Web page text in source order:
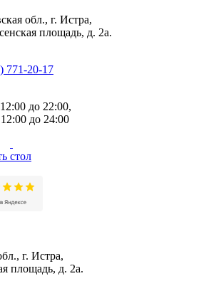
обл., г. Истра,
площадь, д. 2а.
771-20-17
до 22:00,
до 24:00
стол
г. Истра,
площадь, д. 2а.